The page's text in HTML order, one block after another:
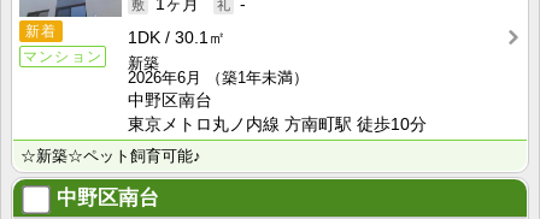
新着
マンション
1ヶ月
-
1DK
30.1㎡
新築
2026年6月
（築1年未満）
中野区南台
東京メトロ丸ノ内線 方南町駅 徒歩10分
☆新築☆ペット飼育可能♪
中野区南台